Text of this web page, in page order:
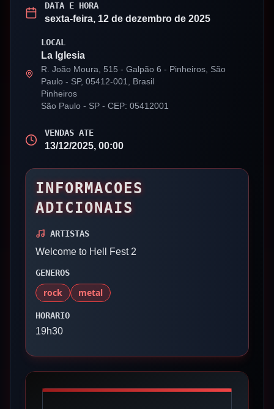
DATA E HORA
sexta-feira, 12 de dezembro de 2025
LOCAL
La Iglesia
R. João Moura, 515 - Galpão 6 - Pinheiros, São
Paulo - SP, 05412-001, Brasil
Pinheiros
São Paulo- SP- CEP: 05412001
VENDAS ATE
13/12/2025, 00:00
INFORMACOES
ADICIONAIS
ARTISTAS
Welcome to Hell Fest 2
GENEROS
rock metal
HORARIO
19h30